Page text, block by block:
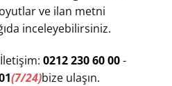
ve ilan metni
inceleyebilirsiniz.
0212 230 60 00-
(7/24)bize ulaşın.